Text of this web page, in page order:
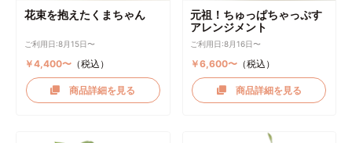
花束を抱えたくまちゃん
ご利用日:8月15日〜
￥4,400〜（税込）
商品詳細を見る
元祖！ちゅっぱちゃっぷす
アレンジメント
ご利用日:8月16日〜
￥6,600〜 （税込）
商品詳細を見る